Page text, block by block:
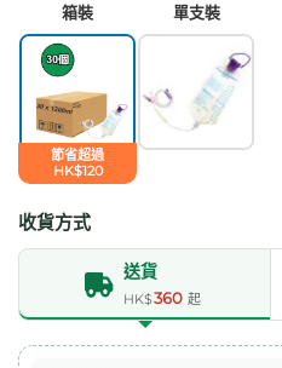
箱裝
節省超過
HK$120
單支裝
收貨方式
送貨
HK$360 起